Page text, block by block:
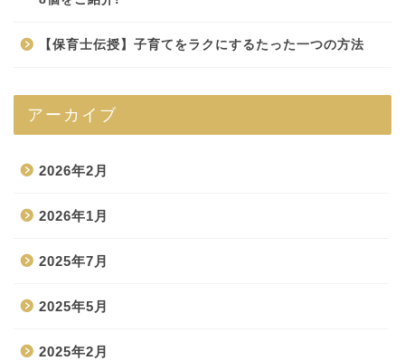
【保育士伝授】子育てをラクにするたった一つの方法
アーカイブ
2026年2月
2026年1月
2025年7月
2025年5月
2025年2月